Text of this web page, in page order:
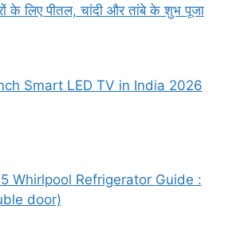
के लिए पीतल, चांदी और तांबे के शुभ पूजा
Smart LED TV in India 2026
Whirlpool Refrigerator Guide :
door)